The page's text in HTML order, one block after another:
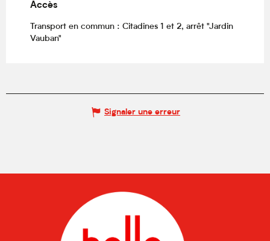
Accès
Accès
Transport en commun : Citadines 1 et 2, arrêt "Jardin
Vauban"
Signaler une erreur